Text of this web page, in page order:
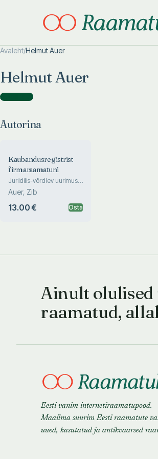
Avaleht/Helmut Auer
Helmut Auer
Autorina )
Autorina
Kaubandusregistrist
firmaraamatuni
Juriidilis-võrdlev uurimus
rõhuasetusega
elektroonika
rakendamisele Austrias
Auer, Zib
13.00 € Osta
Ainult olulised
raamatud,
Eesti vanim internetiraamatupood.
Maailma suurim Eesti raamatute
uued, kasutatud ja antikvaarsed